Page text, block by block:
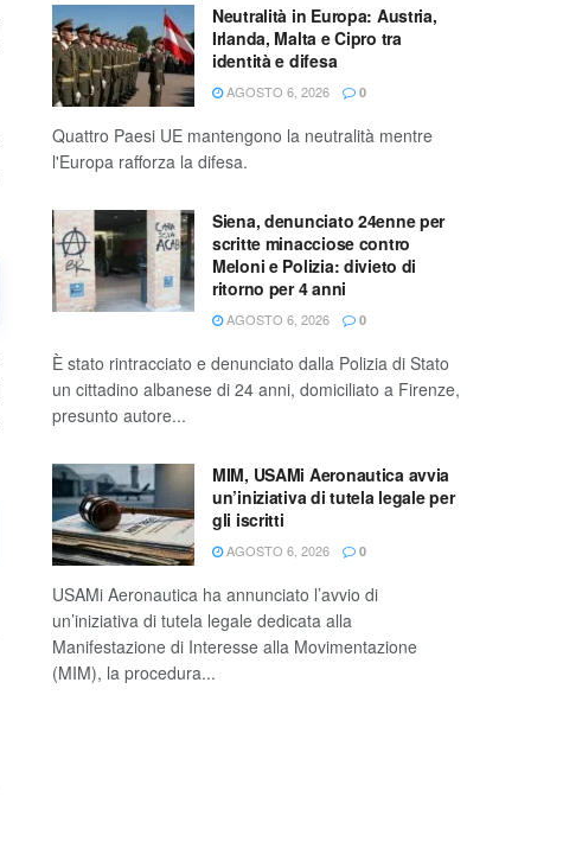
Neutralità in Europa: Austria,
Irlanda, Malta e Cipro tra
identità e difesa
AGOSTO 6, 2026 0
Quattro Paesi UE mantengono la neutralità mentre
l'Europa rafforza la difesa.
Siena, denunciato 24enne per
scritte minacciose contro
Meloni e Polizia: divieto di
ritorno per 4 anni
AGOSTO 6, 2026 0
È stato rintracciato e denunciato dalla Polizia di Stato
un cittadino albanese di 24 anni, domiciliato a Firenze,
presunto autore...
MIM, USAMi Aeronautica avvia
un’iniziativa di tutela legale per
gli iscritti
AGOSTO 6, 2026 0
USAMi Aeronautica ha annunciato l’avvio di
un’iniziativa di tutela legale dedicata alla
Manifestazione di Interesse alla Movimentazione
(MIM), la procedura...